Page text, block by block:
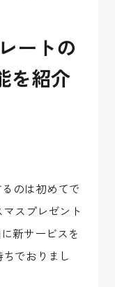
ートの
を紹介
のは初めてで
スプレゼント
新サービスを
でおりまし